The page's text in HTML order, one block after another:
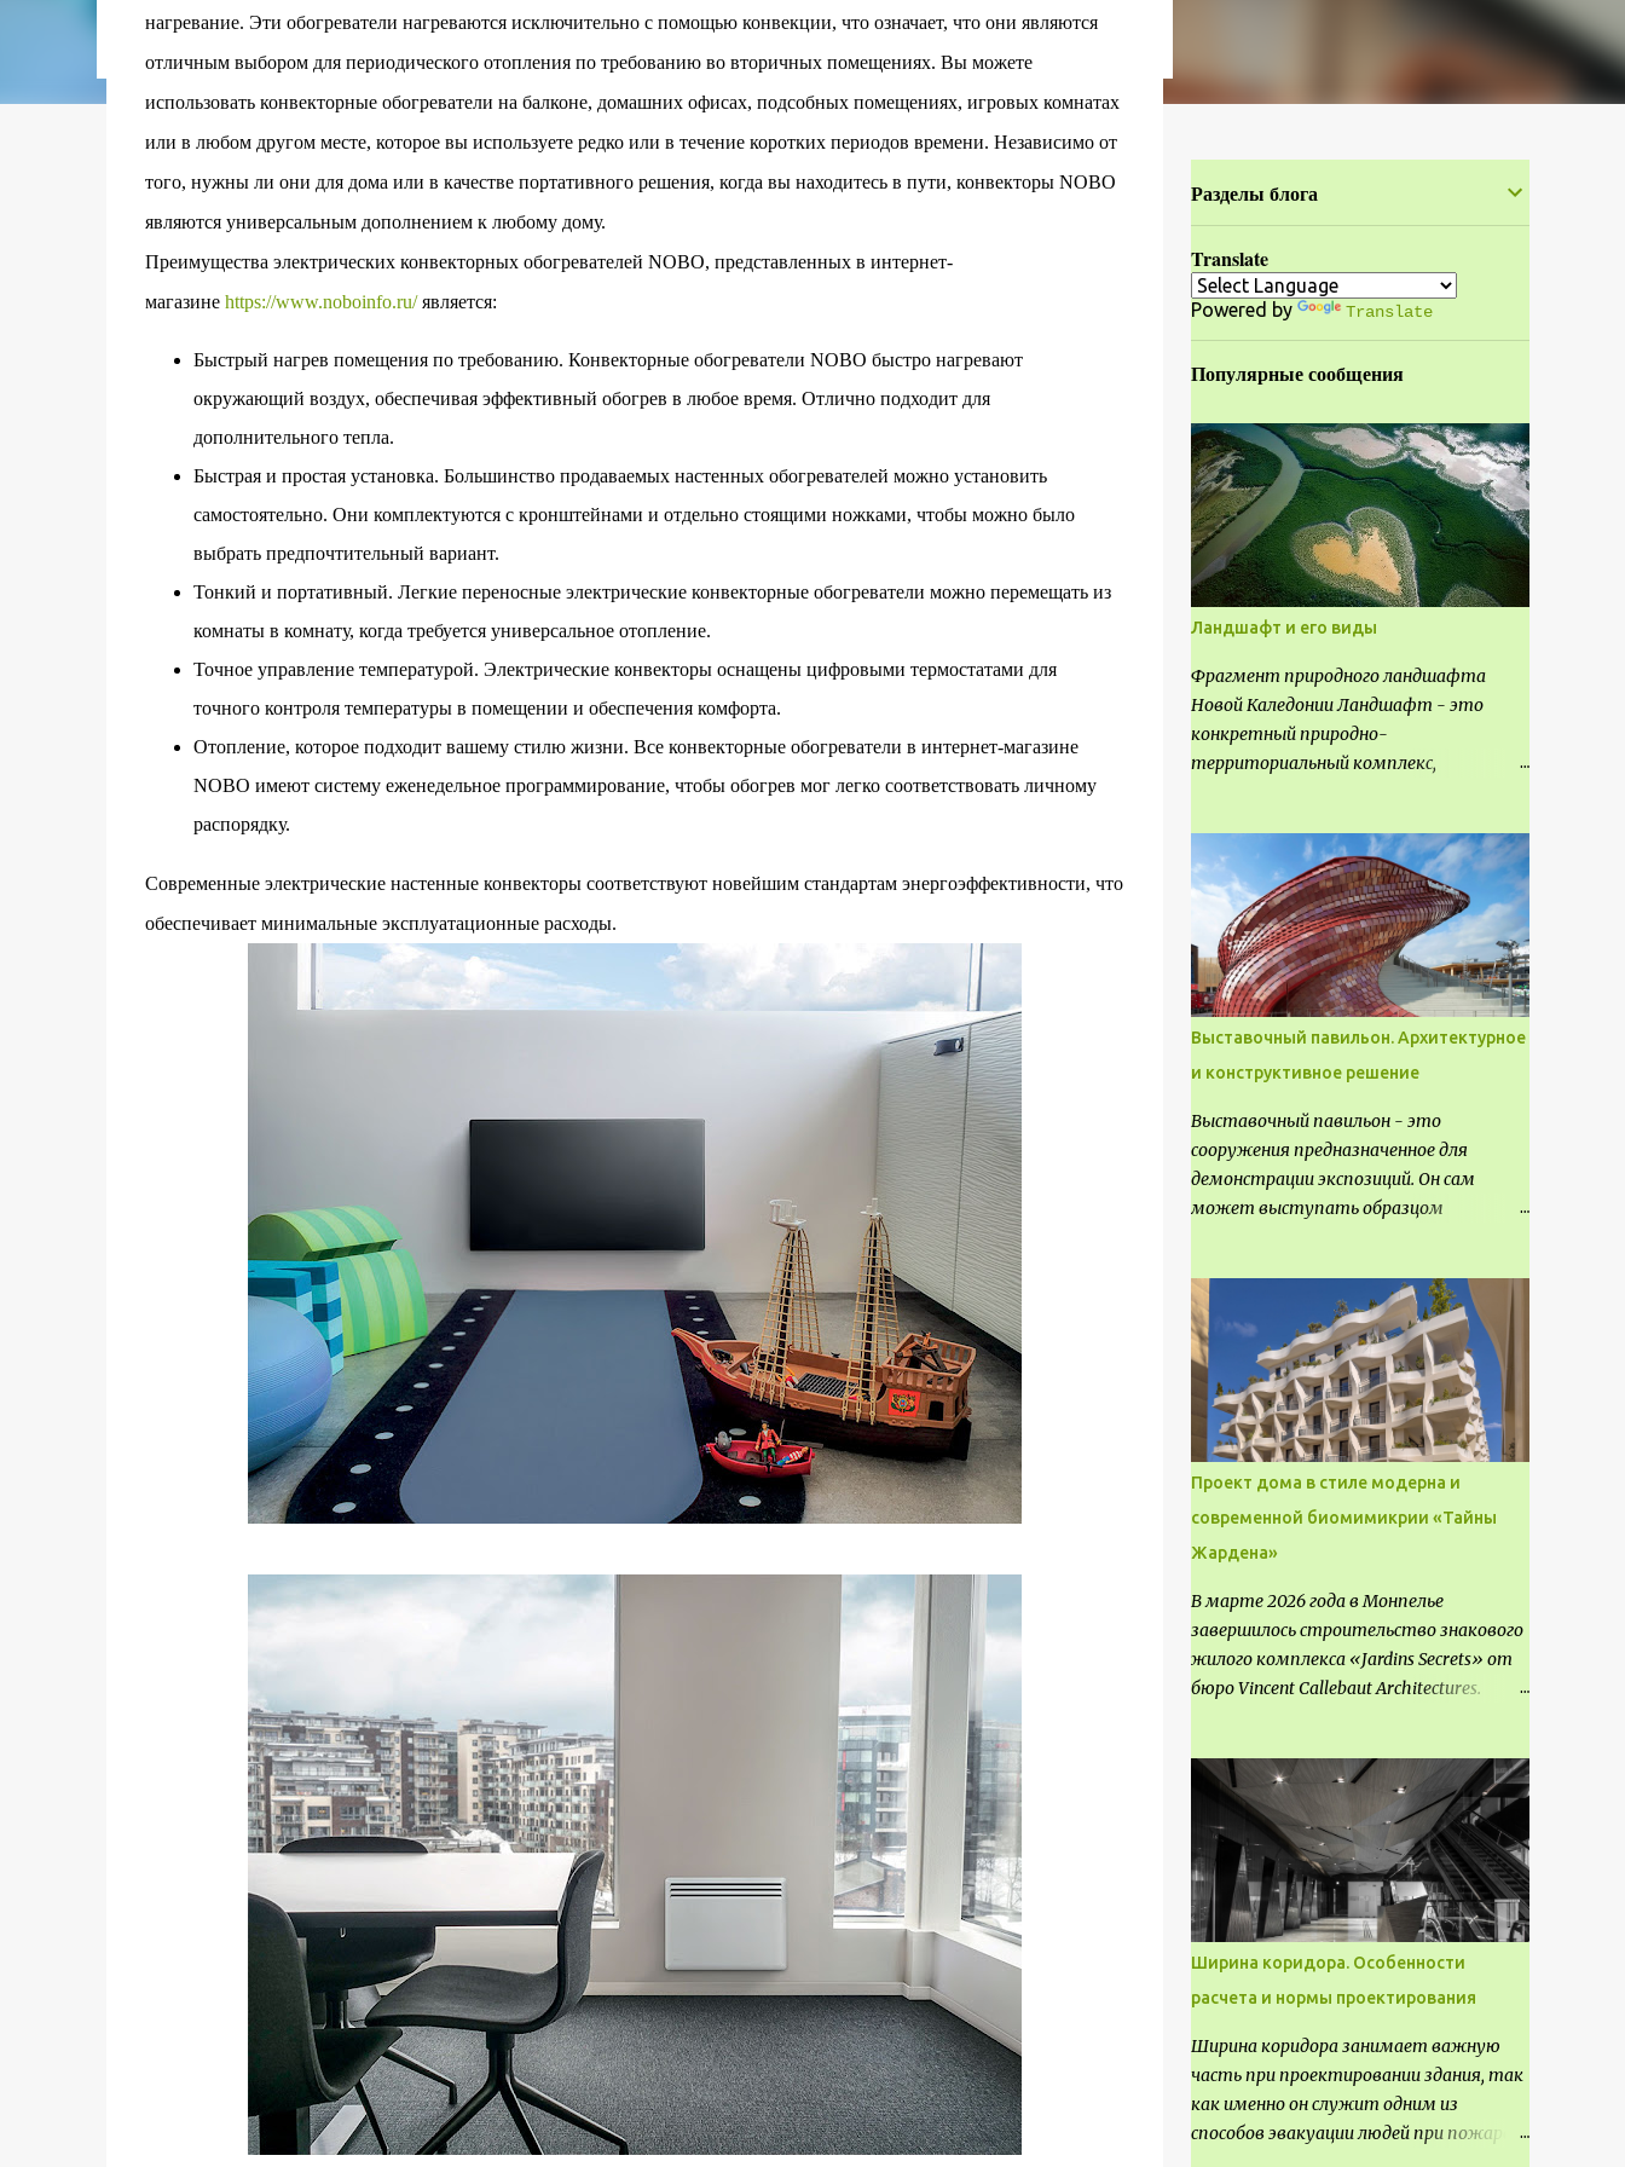
городском конкурсе 2021 года и получением престижной награды «Серебряная пирамида глобального
качества» от Федерации застройщиков Окситании в 2024 году. Концепция «Jardins Secrets» — это
современный средиземноморский манифест. Архитекторы стремились объединить память о военном
нагревание. Эти обогреватели нагреваются исключительно с помощью конвекции, что означает, что они являются
отличным выбором для периодического отопления по требованию во вторичных помещениях. Вы можете
использовать конвекторные обогреватели на балконе, домашних офисах, подсобных помещениях, игровых комнатах
или в любом другом месте, которое вы используете редко или в течение коротких периодов времени. Независимо от
того, нужны ли они для дома или в качестве портативного решения, когда вы находитесь в пути, конвекторы NOBO
являются универсальным дополнением к любому дому.
Преимущества электрических конвекторных обогревателей NOBO, представленных в интернет-
магазине https://www.noboinfo.ru/является:
Быстрый нагрев помещения по требованию. Конвекторные обогреватели NOBO быстро нагревают
окружающий воздух, обеспечивая эффективный обогрев в любое время. Отлично подходит для
дополнительного тепла.
Быстрая и простая установка. Большинство продаваемых настенных обогревателей можно установить
самостоятельно. Они комплектуются с кронштейнами и отдельно стоящими ножками, чтобы можно было
выбрать предпочтительный вариант.
Тонкий и портативный. Легкие переносные электрические конвекторные обогреватели можно перемещать из
комнаты в комнату, когда требуется универсальное отопление.
Точное управление температурой. Электрические конвекторы оснащены цифровыми термостатами для
точного контроля температуры в помещении и обеспечения комфорта.
Отопление, которое подходит вашему стилю жизни. Все конвекторные обогреватели в интернет-магазине
NOBO имеют систему еженедельное программирование, чтобы обогрев мог легко соответствовать личному
распорядку.
Современные электрические настенные конвекторы соответствуют новейшим стандартам энергоэффективности, что
обеспечивает минимальные эксплуатационные расходы.
Разделы блога
Translate
Powered by Translate
Популярные сообщения
Ландшафт и его виды
Фрагмент природного ландшафта
Новой Каледонии Ландшафт - это
конкретный природно-
территориальный комплекс,
карте и географическое название.
Различают несколько видов
ландшафта, которые отличаются
друг от друга не только оформлением,
но и видом деятельность происходящей
на них. Одни используют в качестве
выращивания агрокультур. Другие для
строительства населенных пунктов и
т.д.
Выставочный павильон. Архитектурное
и конструктивное решение
Выставочный павильон - это
сооружения предназначенное для
демонстрации экспозиций. Он сам
может выступать образцом
достижений. Как правило, это
относится к международным и
всемирным выставкам. Выставочные
павильоны классифицируют на:
универсальные тематические
временные постоянные передвижные
стационарные Назначение
выставочных павильонов - показ
экспозиции, с целью информации,
пропаганды, рекламы, внедрения новых
привлечения внимания и т.д.
Проект дома в стиле модерна и
современной биомимикрии «Тайны
Жардена»
В марте 2026 года в Монпелье
завершилось строительство знакового
жилого комплекса «Jardins Secrets» от
бюро Vincent Callebaut Architectures.
(EAI) в районе Cité Créative, стал
примером гармоничной интеграции
современной архитектуры в
исторический контекст. Комплекс
состоит из двух объектов: «Théia» (75
квартир, из которых 17 — социального
назначения, общая площадь 5 364 м²) и
«Opale & Sens» (38 квартир, включая 11
доступных, площадь 2 845 м²). В общей
сложности 113 жилых единиц
спроектированы с учетом строгих
норм пожарной безопасности,
принципов биоразнообразия и
Ширина коридора. Особенности
расчета и нормы проектирования
Ширина коридора занимает важную
часть при проектировании здания, так
как именно он служит одним из
способов эвакуации людей при пожаре.